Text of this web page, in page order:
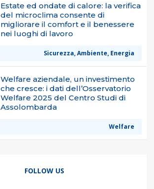
Estate ed ondate di calore: la verifica
del microclima consente di
migliorare il comfort e il benessere
nei luoghi di lavoro
Sicurezza, Ambiente, Energia
Welfare aziendale, un investimento
che cresce: i dati dell’Osservatorio
Welfare 2025 del Centro Studi di
Assolombarda
Welfare
FOLLOW US